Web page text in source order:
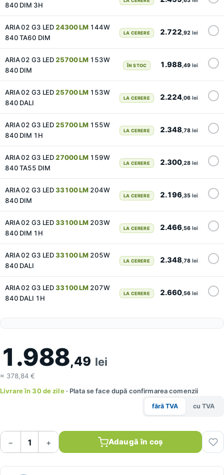
840 DIM 3H
ARIA 02 G3 LED 24300 LM 144W
840 TA60 DIM
LA CERERE 2.722,92 lei
ARIA 02 G3 LED 25700 LM 153W
840 DIM
ÎN STOC 1.988,49 lei
ARIA 02 G3 LED 25700 LM 153W
840 DALI
LA CERERE 2.224,06 lei
ARIA 02 G3 LED 25700 LM 155W
840 DIM 1H
LA CERERE 2.348,78 lei
ARIA 02 G3 LED 27000 LM 159W
840 TA55 DIM
LA CERERE 2.300,28 lei
ARIA 02 G3 LED33100 LM 204W
840 DIM
LA CERERE 2.196,35 lei
ARIA 02 G3 LED33100 LM 203W
840 DIM 1H
LA CERERE 2.466,56 lei
ARIA 02 G3 LED33100 LM 205W
840 DALI
LA CERERE 2.348,78 lei
ARIA 02 G3 LED33100 LM 207W
840 DALI 1H
LA CERERE 2.660,56 lei
1.988,49 lei
≈ 378,84 €
Livrare în 30 de zile· Plata se face după confirmarea comenzii
fără TVA cu TVA
− + Adaugă în coș